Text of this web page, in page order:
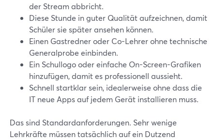
der Stream abbricht.
Diese Stunde in guter Qualität aufzeichnen, damit
Schüler sie später ansehen können.
Einen Gastredner oder Co-Lehrer ohne technische
Generalprobe einbinden.
Ein Schullogo oder einfache On-Screen-Grafiken
hinzufügen, damit es professionell aussieht.
Schnell startklar sein, idealerweise ohne dass die
IT neue Apps auf jedem Gerät installieren muss.
Das sind Standardanforderungen. Sehr wenige
Lehrkräfte müssen tatsächlich auf ein Dutzend